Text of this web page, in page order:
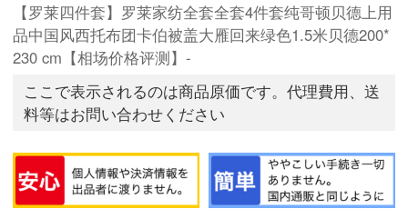
【罗莱四件套】罗莱家纺全套全套4件套纯哥顿贝德上用
品中国风西托布团卡伯被盖大雁回来绿色1.5米贝德200*
230 cm【相场价格评测】-
ここで表示されるのは商品原価です。代理費用、送
料等はお問い合わせください